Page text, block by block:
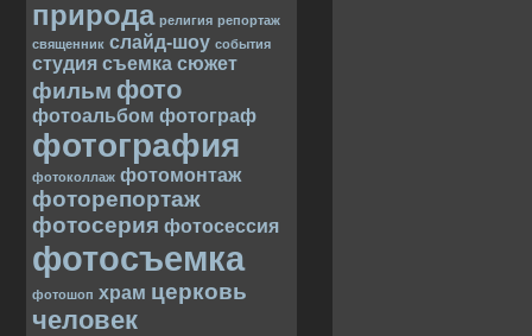
природа религия репортаж
священник слайд-шоу события
студия съемка сюжет
фильм фото
фотоальбом фотограф
фотография
фотоколлаж фотомонтаж
фоторепортаж
фотосерия фотосессия
фотосъемка
фотошоп храм церковь
человек